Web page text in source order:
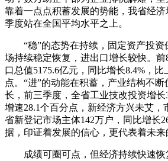
靠着一点点积蓄发展的势能，我省经
季度站在全国平均水平之上。
“稳”的态势在持续，固定资产投资
场持续稳定恢复，进出口增长较快。
口总值5175.6亿元，同比增长8.4%，
点。“进”的动能在积蓄，产业结构不
长，前三季度，全省工业技改投资增长
增速28.1个百分点，新经济方兴未艾，
省新登记市场主体142万户，同比增
据，印证着发展的信心，更代表着未来
成绩可圈可点，但经济持续快速恢